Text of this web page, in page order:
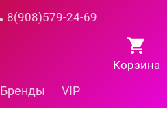
8(908)579-24-69
Корзина
Бренды VIP